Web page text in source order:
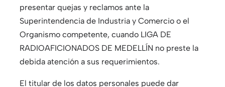
presentar quejas y reclamos ante la
Superintendencia de Industria y Comercio o el
Organismo competente, cuando LIGA DE
RADIOAFICIONADOS DE MEDELLÍN no preste la
debida atención a sus requerimientos.
El titular de los datos personales puede dar